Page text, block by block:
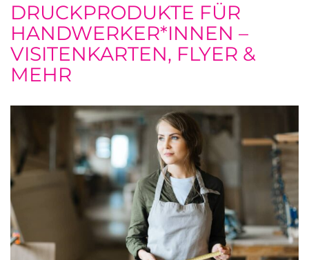
DRUCKPRODUKTE FÜR
HANDWERKER*INNEN –
VISITENKARTEN, FLYER &
MEHR